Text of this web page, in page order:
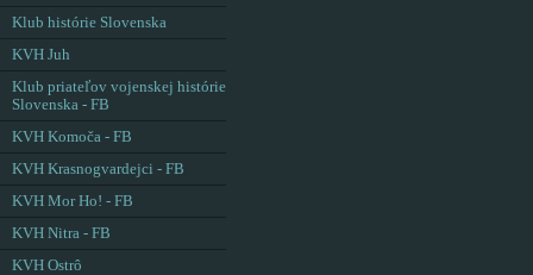
Klub histórie Slovenska
KVH Juh
Klub priateľov vojenskej histórie
Slovenska - FB
KVH Komoča - FB
KVH Krasnogvardejci - FB
KVH Mor Ho! - FB
KVH Nitra - FB
KVH Ostrô